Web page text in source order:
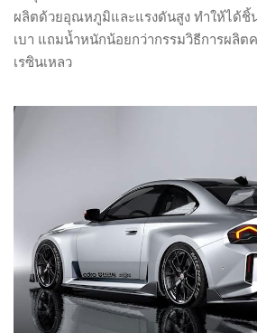
ผลิตด้วยอุณหภูมิและแรงดันสูง ทำให้ได้ชิ้
เบา แถมน้ำหนักน้อยกว่ากรรมวิธีการผลิต
เรซินเหลว